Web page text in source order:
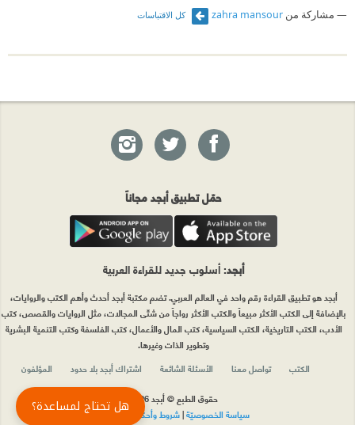
مشاركة من zahra mansour كل الاقتباسات
حمّل تطبيق أبجد مجاناً
أبجد: أسلوب جديد للقراءة العربية
أبجد هو تطبيق القراءة رقم واحد في العالم العربي. تضم مكتبة أبجد أحدث وأهم الكتب والروايات،
بالإضافة إلى الكتب الأكثر مبيعاً والكتب الأكثر رواجاً من شتّى المجالات، مثل الروايات والقصص، كتب
الأدب، الكتب التاريخية، الكتب السياسية، كتب المال والأعمال، كتب الفلسفة وكتب التنمية البشرية
وتطوير الذات وغيرها.
الكتب
تواصل معنا الأسئلة الشائعة اشتراك أبجد بلا حدود
المؤلفون
حقوق الطبع © أبجد 2026
سياسة الخصوصيّة|شروط وأحكام الاستخدامهل تحتاج لمساعدة؟